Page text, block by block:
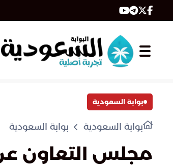
بوابة السعودية
بوابة السعودية بوابة السعودية
مجلس التعاون